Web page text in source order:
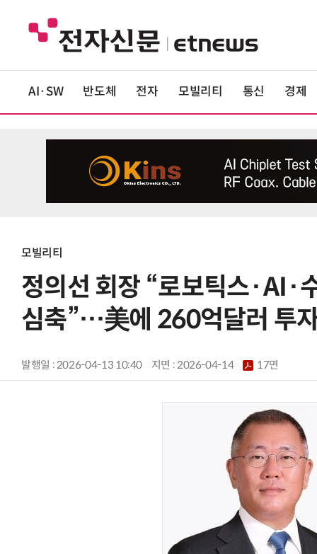
AI·SW 반도체 전자 모빌리티 통신 경제
모빌리티
정의선 회장 “로보틱스·AI·
심축”…美에 260억달러 투
발행일 : 2026-04-13 10:40 지면 :2026-04-14 17면